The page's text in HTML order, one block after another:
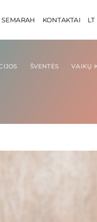
KONTAKTAI LT
ŠVENTĖS VAIKŲ